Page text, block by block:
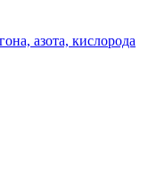
азота, кислорода